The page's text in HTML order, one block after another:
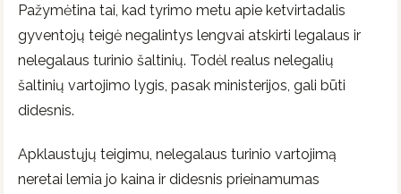
Pažymėtina tai, kad tyrimo metu apie ketvirtadalis
gyventojų teigė negalintys lengvai atskirti legalaus ir
nelegalaus turinio šaltinių. Todėl realus nelegalių
šaltinių vartojimo lygis, pasak ministerijos, gali būti
didesnis.
Apklaustųjų teigimu, nelegalaus turinio vartojimą
neretai lemia jo kaina ir didesnis prieinamumas